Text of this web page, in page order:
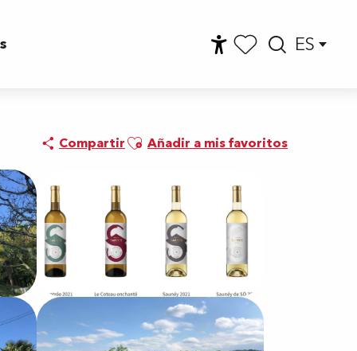
ES
CompartirAjouter aux favoris
Añadir a mis favoritos